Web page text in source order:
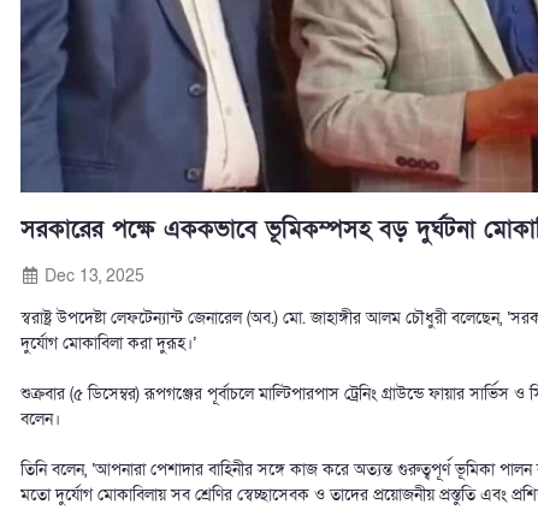
সরকারের পক্ষে এককভাবে ভূমিকম্পসহ বড় দুর্ঘটনা
Dec 13, 2025
স্বরাষ্ট্র উপদেষ্টা লেফটেন্যান্ট জেনারেল (অব.) মো. জাহাঙ্গীর আলম চৌধুরী বলেছেন,
দুর্যোগ মোকাবিলা করা দুরূহ।’
শুক্রবার (৫ ডিসেম্বর) রূপগঞ্জের পূর্বাচলে মাল্টিপারপাস ট্রেনিং গ্রাউন্ডে ফায়ার
বলেন।
তিনি বলেন, ‘আপনারা পেশাদার বাহিনীর সঙ্গে কাজ করে অত্যন্ত গুরুত্বপূর্ণ ভূমিকা
মতো দুর্যোগ মোকাবিলায় সব শ্রেণির স্বেচ্ছাসেবক ও তাদের প্রয়োজনীয় প্রস্তুতি এবং